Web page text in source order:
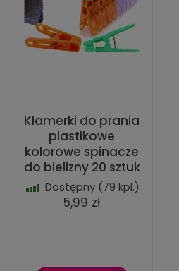
Klamerki do prania
plastikowe
kolorowe spinacze
do bielizny 20 sztuk
Dostępny(79 kpl.)
5,99 zł